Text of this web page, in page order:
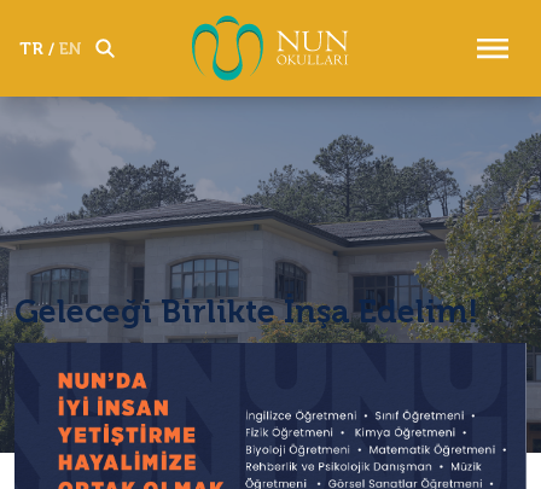
Okul Tanıtım Turu Hemen Başvur
TR / EN
Geleceği Birlikte İnşa Edelim!